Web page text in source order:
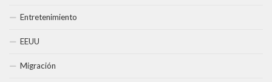
Entretenimiento
EEUU
Migración